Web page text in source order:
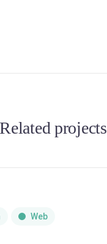
Related projects
Web